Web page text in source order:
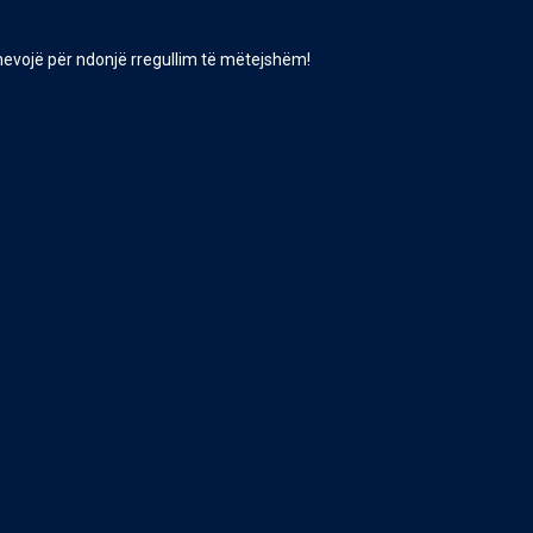
për ndonjë rregullim të mëtejshëm!